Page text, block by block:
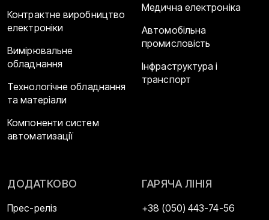
Контрактне виробництво
електроніки
Вимірювальне
обладнання
Технологічне обладнання
та матеріали
Компоненти систем
автоматизації
Медична електроніка
Автомобільна
промисловість
Інфраструктура і
транспорт
ДОДАТКОВО
Прес-реліз
ГАРЯЧА ЛІНІЯ
+38 (050) 443-74-56